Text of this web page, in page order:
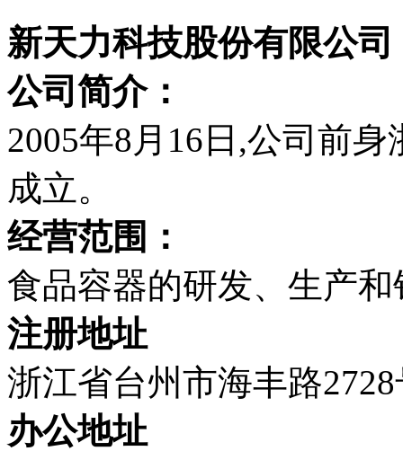
新天力科技股份有限公司
公司简介：
2005年8月16日,公司前
成立。
经营范围：
食品容器的研发、生产和
注册地址
浙江省台州市海丰路
办公地址